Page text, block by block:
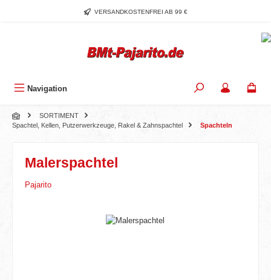
Zum Hauptinhalt springenVERSANDKOSTENFREI AB 99 €
Navigation
SORTIMENT
Spachtel, Kellen, Putzerwerkzeuge, Rakel & Zahnspachtel
Spachteln
Malerspachtel
Pajarito
Bildergalerie überspringen